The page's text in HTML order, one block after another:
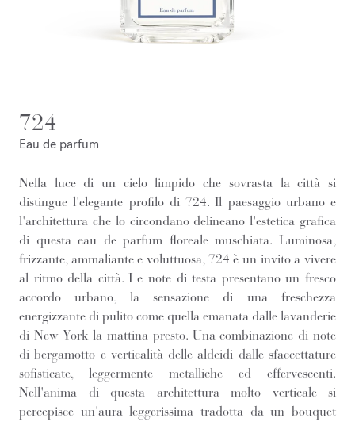
724
Eau de parfum
Nella luce di un cielo limpido che sovrasta la città si
distingue l'elegante profilo di 724. Il paesaggio urbano e
l'architettura che lo circondano delineano l'estetica grafica
di questa eau de parfum floreale muschiata. Luminosa,
frizzante, ammaliante e voluttuosa, 724 è un invito a vivere
al ritmo della città. Le note di testa presentano un fresco
accordo urbano, la sensazione di una freschezza
energizzante di pulito come quella emanata dalle lavanderie
di New York la mattina presto. Una combinazione di note
di bergamotto e verticalità delle aldeidi dalle sfaccettature
sofisticate, leggermente metalliche ed effervescenti.
Nell'anima di questa architettura molto verticale si
percepisce un'aura leggerissima tradotta da un bouquet